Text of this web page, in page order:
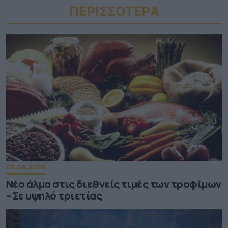
ΠΕΡΙΣΣΟΤΕΡA
08.08.2026
Νέο άλμα στις διεθνείς τιμές των τροφίμων
– Σε υψηλό τριετίας